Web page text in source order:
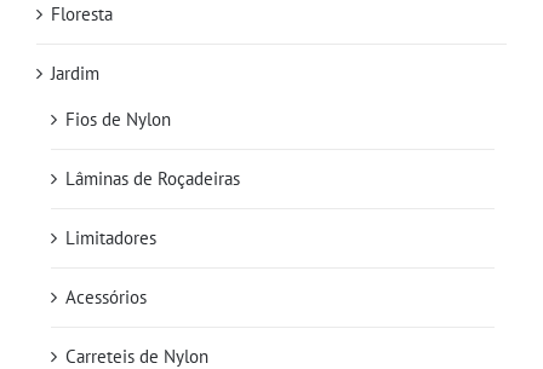
Floresta
Jardim
Fios de Nylon
Lâminas de Roçadeiras
Limitadores
Acessórios
Carreteis de Nylon